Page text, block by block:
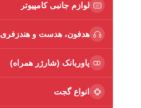
لوازم جانبی کامپیوتر
هدفون، هدست و هندزفری
پاوربانک (شارژر همراه)
انواع گجت